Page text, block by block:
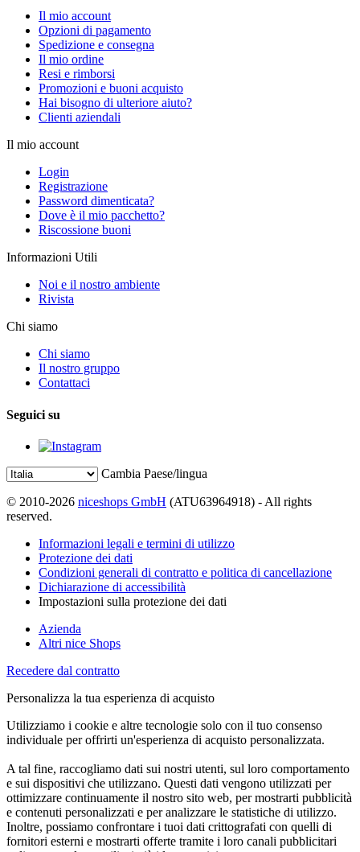
Il mio account
Opzioni di pagamento
Spedizione e consegna
Il mio ordine
Resi e rimborsi
Promozioni e buoni acquisto
Hai bisogno di ulteriore aiuto?
Clienti aziendali
Il mio account
Login
Registrazione
Password dimenticata?
Dove è il mio pacchetto?
Riscossione buoni
Informazioni Utili
Noi e il nostro ambiente
Rivista
Chi siamo
Chi siamo
Il nostro gruppo
Contattaci
Seguici su
Cambia Paese/lingua
© 2010-2026 niceshops GmbH (ATU63964918) - All rights
reserved.
Informazioni legali e termini di utilizzo
Protezione dei dati
Condizioni generali di contratto e politica di cancellazione
Dichiarazione di accessibilità
Impostazioni sulla protezione dei dati
Azienda
Altri nice Shops
Recedere dal contratto
Personalizza la tua esperienza di acquisto
Utilizziamo i cookie e altre tecnologie solo con il tuo consenso
individuale per offrirti un'esperienza di acquisto personalizzata.
A tal fine, raccogliamo dati sui nostri utenti, sul loro comportamento
e sui dispositivi che utilizzano. Questi dati vengono utilizzati per
ottimizzare continuamente il nostro sito web, per mostrarti pubblicità
e contenuti personalizzati e per analizzare le statistiche di utilizzo.
Inoltre, possiamo confrontare i tuoi dati crittografati con quelli di
fornitori esterni e mostrarti offerte tramite i loro canali pubblicitari